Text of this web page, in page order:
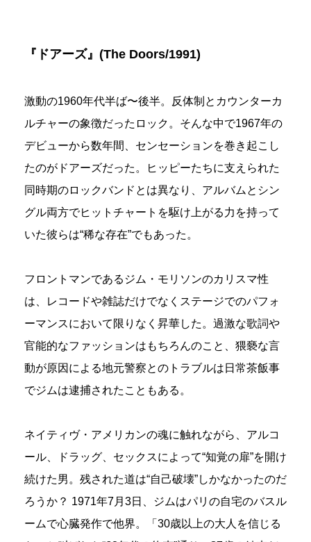
『ドアーズ』(The Doors/1991)
激動の1960年代半ば〜後半。反体制とカウンターカ
ルチャーの象徴だったロック。そんな中で1967年の
デビューから数年間、センセーションを巻き起こし
たのがドアーズだった。ヒッピーたちに支えられた
同時期のロックバンドとは異なり、アルバムとシン
グル両方でヒットチャートを駆け上がる力を持って
いた彼らは“稀な存在”でもあった。
フロントマンであるジム・モリソンのカリスマ性
は、レコードや雑誌だけでなくステージでのパフォ
ーマンスにおいて限りなく昇華した。過激な歌詞や
官能的なファッションはもちろんのこと、猥褻な言
動が原因による地元警察とのトラブルは日常茶飯事
でジムは逮捕されたこともある。
ネイティヴ・アメリカンの魂に触れながら、アルコ
ール、ドラッグ、セックスによって“知覚の扉”を開け
続けた男。残された道は“自己破壊”しかなかったのだ
ろうか？ 1971年7月3日、ジムはパリの自宅のバスル
ームで心臓発作で他界。「30歳以上の大人を信じる